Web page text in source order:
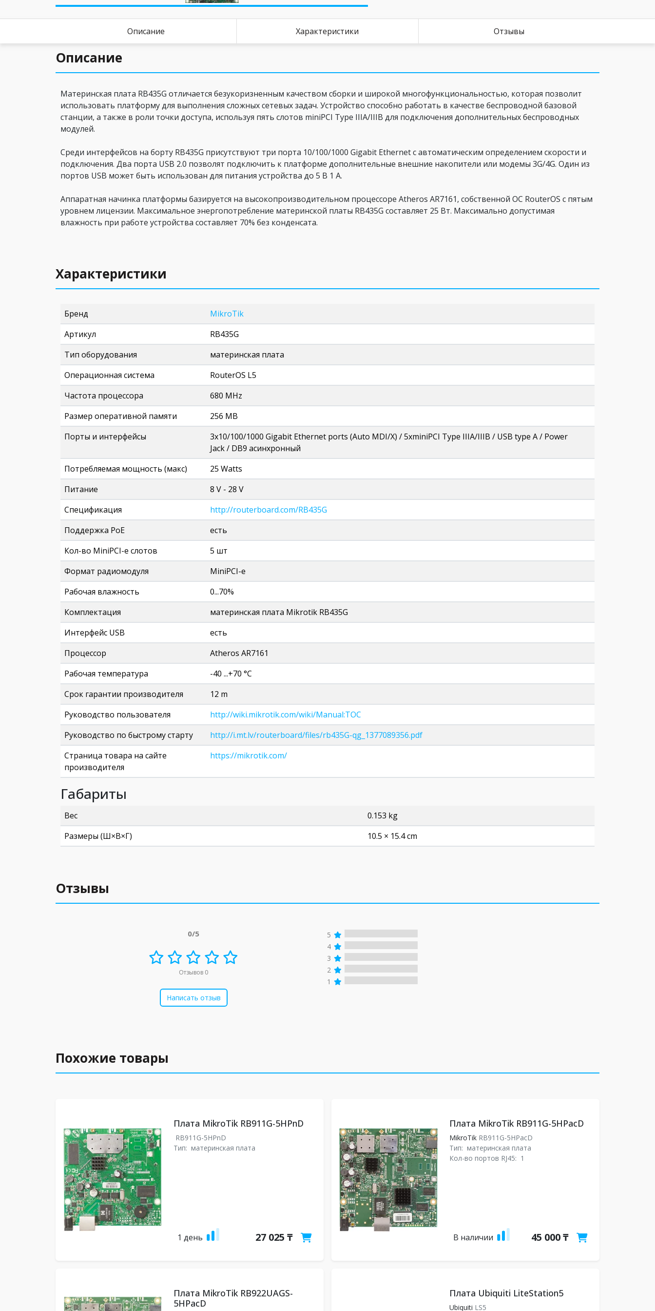
Описание Характеристики Отзывы
Описание
Материнская плата RB435G отличается безукоризненным качеством сборки и широкой многофункциональностью, которая позволит
использовать платформу для выполнения сложных сетевых задач. Устройство способно работать в качестве беспроводной базовой
станции, а также в роли точки доступа, используя пять слотов miniPCI Type IIIA/IIIB для подключения дополнительных беспроводных
модулей.
Среди интерфейсов на борту RB435G присутствуют три порта 10/100/1000 Gigabit Ethernet с автоматическим определением скорости и
подключения. Два порта USB 2.0 позволят подключить к платформе дополнительные внешние накопители или модемы 3G/4G. Один из
портов USB может быть использован для питания устройства до 5 В 1 А.
Аппаратная начинка платформы базируется на высокопроизводительном процессоре Atheros AR7161, собственной ОС RouterOS c пятым
уровнем лицензии. Максимальное энергопотребление материнской платы RB435G составляет 25 Вт. Максимально допустимая
влажность при работе устройства составляет 70% без конденсата.
Характеристики
Бренд
MikroTik
Артикул
RB435G
Тип оборудования
материнская плата
Операционная система
RouterOS L5
Частота процессора
680 MHz
Размер оперативной памяти
256 MB
Порты и интерфейсы
3x10/100/1000 Gigabit Ethernet ports (Auto MDI/X) / 5xminiPCI Type IIIA/IIIB / USB type A / Power
Jack / DB9 асинхронный
Потребляемая мощность (макс)
25 Watts
Питание
8 V - 28 V
Спецификация
http://routerboard.com/RB435G
Поддержка PoE
есть
Кол-во MiniPCI-e слотов
5 шт
Формат радиомодуля
MiniPCI-e
Рабочая влажность
0...70%
Комплектация
материнская плата Mikrotik RB435G
Интерфейс USB
есть
Процессор
Atheros AR7161
Рабочая температура
-40 ...+70 °C
Срок гарантии производителя
12 m
Руководство пользователя
http://wiki.mikrotik.com/wiki/Manual:TOC
Руководство по быстрому старту
http://i.mt.lv/routerboard/files/rb435G-qg_1377089356.pdf
Страница товара на сайте
производителя
https://mikrotik.com/
Габариты
Вес
0.153 kg
Размеры (Ш×В×Г)
10.5 × 15.4 cm
Отзывы
0/5
Отзывов 0
Написать отзыв
5
4
3
2
1
Похожие товары
Плата MikroTik RB911G-5HPnD
RB911G-5HPnD
Тип: материнская плата
1 день 27 025 ₸
Плата MikroTik RB911G-5HPacD
MikroTikRB911G-5HPacD
Тип: материнская плата
Кол-во портов RJ45: 1
В наличии 45 000 ₸
Плата MikroTik RB922UAGS-
5HPacD
Плата Ubiquiti LiteStation5
Ubiquiti LS5